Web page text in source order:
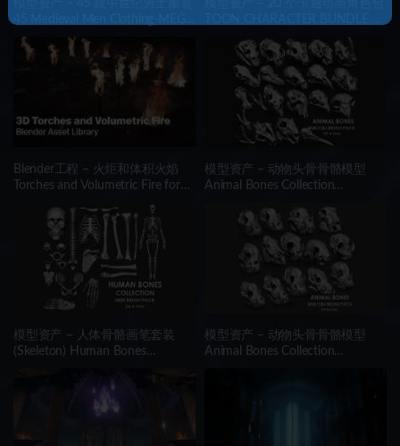
PACK(zprj-fbx)- VOL 4
Blender工程 – 火炬和体积火焰
Torches and Volumetric Fire for
Library
模型资产 – 动物头骨骨骼模型
Animal Bones Collection
One Vol.1
模型资产 – 人体骨骼画笔套装
(Skeleton) Human Bones
模型资产 – 动物头骨骨骼模型
Animal Bones Collection